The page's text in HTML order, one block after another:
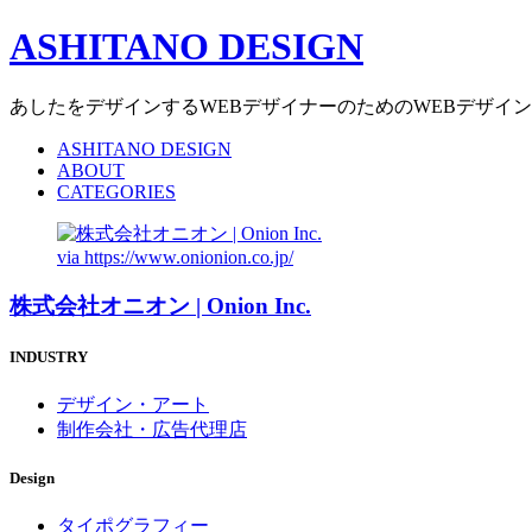
ASHITANO DESIGN
あしたをデザインするWEBデザイナーのためのWEBデザイ
ASHITANO DESIGN
ABOUT
CATEGORIES
via https://www.onionion.co.jp/
株式会社オニオン | Onion Inc.
INDUSTRY
デザイン・アート
制作会社・広告代理店
Design
タイポグラフィー